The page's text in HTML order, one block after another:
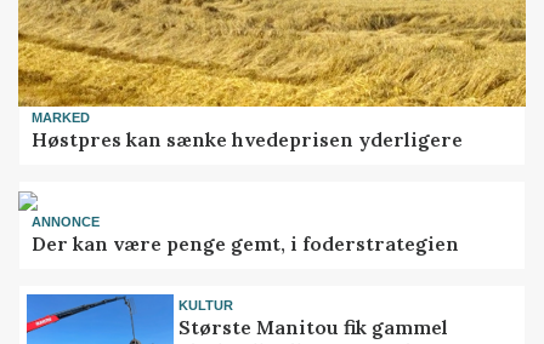
MARKED
Høstpres kan sænke hvedeprisen yderligere
ANNONCE
Der kan være penge gemt, i foderstrategien
KULTUR
Største Manitou fik gammel